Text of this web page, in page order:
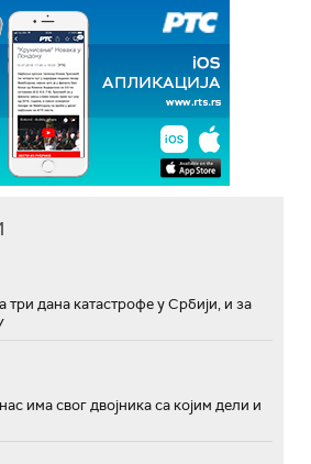
три дана катастрофе у Србији, и за
има свог двојника са којим дели и